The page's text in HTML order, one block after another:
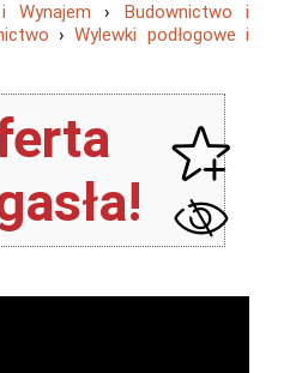
Wynajem › Budownictwo i
›Wylewki podłogowe i